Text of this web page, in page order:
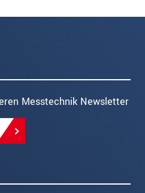
Messtechnik Newsletter